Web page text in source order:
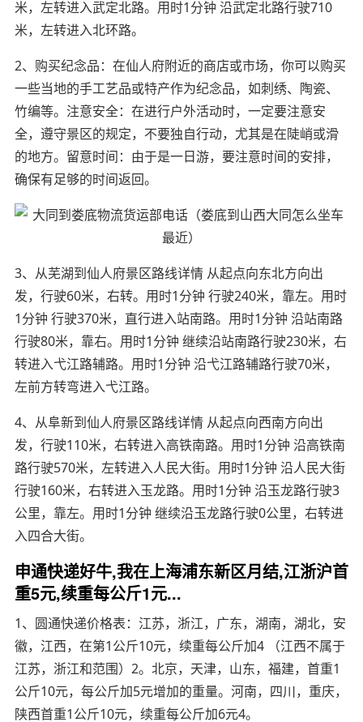
米，左转进入武定北路。用时1分钟 沿武定北路行驶710
米，左转进入北环路。
2、购买纪念品：在仙人府附近的商店或市场，你可以购买
一些当地的手工艺品或特产作为纪念品，如刺绣、陶瓷、
竹编等。注意安全：在进行户外活动时，一定要注意安
全，遵守景区的规定，不要独自行动，尤其是在陡峭或滑
的地方。留意时间：由于是一日游，要注意时间的安排，
确保有足够的时间返回。
3、从芜湖到仙人府景区路线详情 从起点向东北方向出
发，行驶60米，右转。用时1分钟 行驶240米，靠左。用时
1分钟 行驶370米，直行进入站南路。用时1分钟 沿站南路
行驶80米，靠右。用时1分钟 继续沿站南路行驶230米，右
转进入弋江路辅路。用时1分钟 沿弋江路辅路行驶70米，
左前方转弯进入弋江路。
4、从阜新到仙人府景区路线详情 从起点向西南方向出
发，行驶110米，右转进入高铁南路。用时1分钟 沿高铁南
路行驶570米，左转进入人民大街。用时1分钟 沿人民大街
行驶160米，右转进入玉龙路。用时1分钟 沿玉龙路行驶3
公里，靠左。用时1分钟 继续沿玉龙路行驶0公里，右转进
入四合大街。
申通快递好牛,我在上海浦东新区月结,江浙沪首
重5元,续重每公斤1元...
1、圆通快递价格表：江苏，浙江，广东，湖南，湖北，安
徽，江西，在第1公斤10元，续重每公斤加4 （江西不属于
江苏，浙江和范围）2。北京，天津，山东，福建，首重1
公斤10元，每公斤加5元增加的重量。河南，四川，重庆，
陕西首重1公斤10元，续重每公斤加6元4。